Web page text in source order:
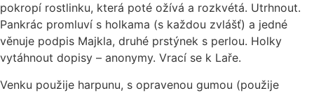
pokropí rostlinku, která poté ožívá a rozkvétá. Utrhnout.
Pankrác promluví s holkama (s každou zvlášť) a jedné
věnuje podpis Majkla, druhé prstýnek s perlou. Holky
vytáhnout dopisy – anonymy. Vrací se k Laře.
Venku použije harpunu, s opravenou gumou (použije